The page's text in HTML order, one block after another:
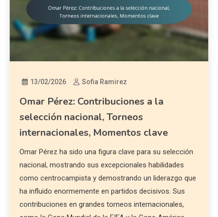
13/02/2026 Sofia Ramirez
Omar Pérez: Contribuciones a la
selección nacional, Torneos
internacionales, Momentos clave
Omar Pérez ha sido una figura clave para su selección
nacional, mostrando sus excepcionales habilidades
como centrocampista y demostrando un liderazgo que
ha influido enormemente en partidos decisivos. Sus
contribuciones en grandes torneos internacionales,